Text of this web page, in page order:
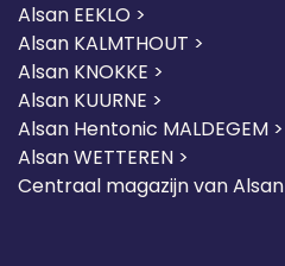
Alsan EEKLO >
Alsan KALMTHOUT >
Alsan KNOKKE >
Alsan KUURNE >
Alsan Hentonic MALDEGEM >
Alsan WETTEREN >
Centraal magazijn van Alsan